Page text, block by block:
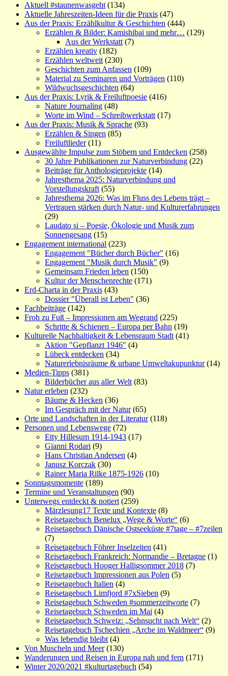
Aktuell #staunenwasgeht (134)
Aktuelle Jahreszeiten-Ideen für die Praxis (47)
Aus der Praxis: Erzählkultur & Geschichten (444)
Erzählen & Bilder: Kamishibai und mehr… (129)
Aus der Werkstatt (7)
Erzählen kreativ (182)
Erzählen weltweit (230)
Geschichten zum Anfassen (109)
Material zu Seminaren und Vorträgen (110)
Wildwuchsgeschichten (64)
Aus der Praxis: Lyrik & Freiluftpoesie (416)
Nature Journaling (48)
Worte im Wind – Schreibwerkstatt (17)
Aus der Praxis: Musik & Sprache (93)
Erzählen & Singen (85)
Freiluftlieder(11)
Ausgewählte Impulse zum Stöbern und Entdecken (258)
30 Jahre Publikationen zur Naturverbindung (22)
Beiträge für Anthologieprojekte (14)
Jahresthema 2025: Naturverbindung und
Vorstellungskraft (55)
Jahresthema 2026: Was im Fluss des Lebens trägt –
Vertrauen stärken durch Natur- und Kulturerfahrungen
(29)
Laudato si – Poesie, Ökologie und Musik zum
Sonnengesang (15)
Engagement international (223)
Engagement "Bücher durch Bücher" (16)
Engagement "Musik durch Musik" (9)
Gemeinsam Frieden leben (150)
Kultur der Menschenrechte (171)
Erd-Charta in der Praxis (43)
Dossier "Überall ist Leben" (36)
Fachbeiträge (142)
Froh zu Fuß – Impressionen am Wegrand (225)
Schritte & Schienen – Europa per Bahn (19)
Kulturelle Nachhaltigkeit & Lebensraum Stadt (41)
Aktion "Gepflanzt 1946" (4)
Lübeck entdecken (34)
Naturerlebnisräume & urbane Umweltakupunktur(14)
Medien-Tipps (381)
Bilderbücher aus aller Welt (83)
Natur erleben (232)
Bäume & Hecken (36)
Im Gespräch mit der Natur(65)
Orte und Landschaften in der Literatur(118)
Personen und Lebenswege (72)
Etty Hillesum 1914-1943 (17)
Gianni Rodari (9)
Hans Christian Andersen (4)
Janusz Korczak (30)
Rainer Maria Rilke 1875-1926 (10)
Sonntagsmomente (189)
Termine und Veranstaltungen (90)
Unterwegs entdeckt & notiert (259)
Märzlesung17 Texte und Kontexte (8)
Reisetagebuch Benelux „Wege & Worte“ (6)
Reisetagebuch Dänische Ostseeküste #7tage – #7zeilen
(7)
Reisetagebuch Föhrer Inselzeiten (41)
Reisetagebuch Frankreich: Normandie – Bretagne (1)
Reisetagebuch Hooger Halligsommer 2018 (7)
Reisetagebuch Impressionen aus Polen (5)
Reisetagebuch Italien (4)
Reisetagebuch Limfjord #7xSieben (9)
Reisetagebuch Schweden #sommerzeitworte (7)
Reisetagebuch Schweden im Mai (4)
Reisetagebuch Schweiz: „Sehnsucht nach Welt“ (2)
Reisetagebuch Tschechien „Arche im Waldmeer“ (9)
Was lebendig bleibt (4)
Von Muscheln und Meer(130)
Wanderungen und Reisen in Europa nah und fern (171)
Winter 2020/2021 #kulturtagebuch (54)